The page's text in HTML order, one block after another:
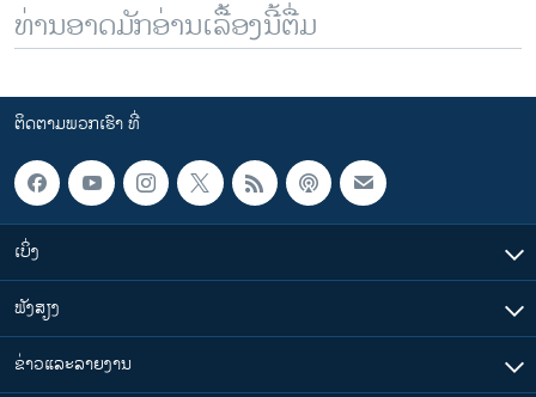
ທ່ານອາດມັກອ່ານເລື້ອງນີ້ຕື່ມ
ຕິດຕາມພວກເຮົາ ທີ່
ເບິ່ງ
ຟັງສຽງ
ຂ່າວແລະລາຍງານ